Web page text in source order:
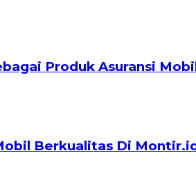
Produk Asuransi
Berkualitas Di